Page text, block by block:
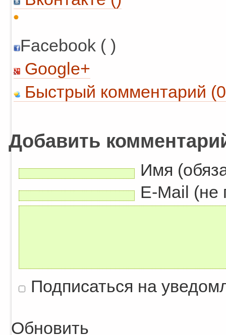
Facebook ( )
Google+
Быстрый комментарий
Добавить
Имя
E-Mail (не
Подписаться на
Обновить